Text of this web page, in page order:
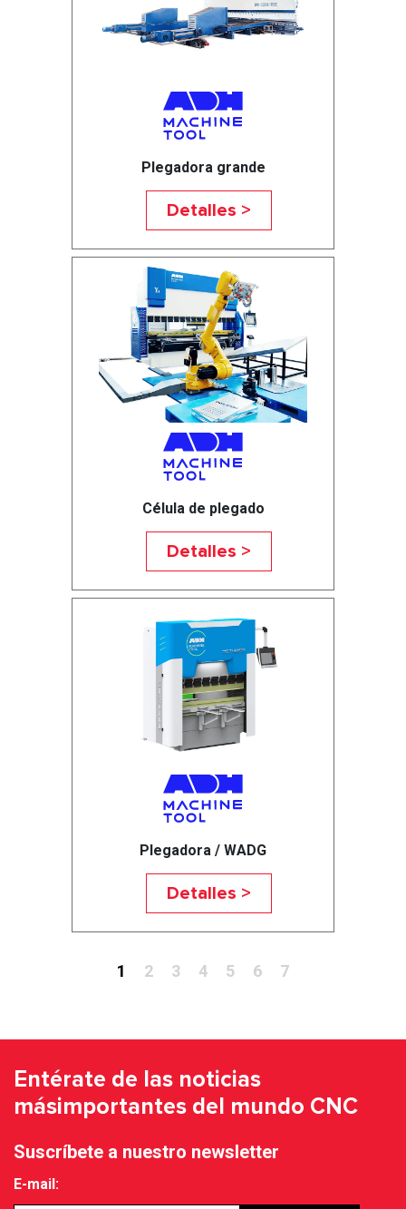
Plegadora grande
Detalles >
Célula de plegado
Detalles >
Plegadora / WADG
Detalles >
1 2 3 4 5 6 7
Entérate de las noticias
másimportantes del mundo CNC
Suscríbete a nuestro newsletter
E-mail: